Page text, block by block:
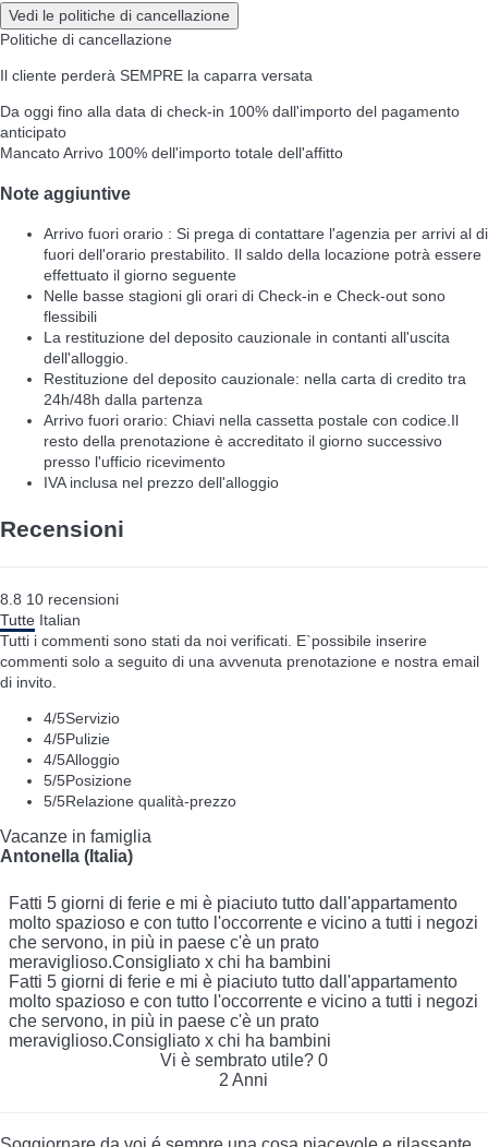
Vedi le politiche di cancellazione
Politiche di cancellazione
Il cliente perderà SEMPRE la caparra versata
Da oggi fino alla data di check-in 100% dall'importo del pagamento
anticipato
Mancato Arrivo 100% dell'importo totale dell'affitto
Note aggiuntive
Arrivo fuori orario : Si prega di contattare l'agenzia per arrivi al di
fuori dell'orario prestabilito. Il saldo della locazione potrà essere
effettuato il giorno seguente
Nelle basse stagioni gli orari di Check-in e Check-out sono
flessibili
La restituzione del deposito cauzionale in contanti all'uscita
dell'alloggio.
Restituzione del deposito cauzionale: nella carta di credito tra
24h/48h dalla partenza
Arrivo fuori orario: Chiavi nella cassetta postale con codice.Il
resto della prenotazione è accreditato il giorno successivo
presso l'ufficio ricevimento
IVA inclusa nel prezzo dell'alloggio
Recensioni
8.8 10 recensioni
Tutte Italian
Tutti i commenti sono stati da noi verificati. E`possibile inserire
commenti solo a seguito di una avvenuta prenotazione e nostra email
di invito.
4/5Servizio
4/5Pulizie
4/5Alloggio
5/5Posizione
5/5Relazione qualità-prezzo
Vacanze in famiglia
Antonella (Italia)
Fatti 5 giorni di ferie e mi è piaciuto tutto dall'appartamento
molto spazioso e con tutto l'occorrente e vicino a tutti i negozi
che servono, in più in paese c'è un prato
meraviglioso.Consigliato x chi ha bambini
Fatti 5 giorni di ferie e mi è piaciuto tutto dall'appartamento
molto spazioso e con tutto l'occorrente e vicino a tutti i negozi
che servono, in più in paese c'è un prato
meraviglioso.Consigliato x chi ha bambini
Vi è sembrato utile? 0
2 Anni